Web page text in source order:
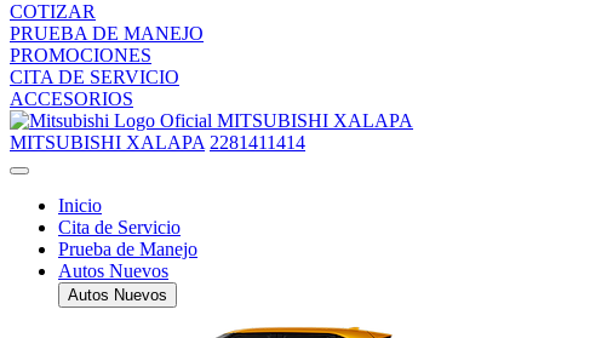
COTIZAR
PRUEBA DE MANEJO
PROMOCIONES
CITA DE SERVICIO
ACCESORIOS
MITSUBISHI XALAPA
MITSUBISHI XALAPA 2281411414
Inicio
Cita de Servicio
Prueba de Manejo
Autos Nuevos
Autos Nuevos